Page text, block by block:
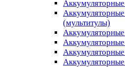
(мультитулы)